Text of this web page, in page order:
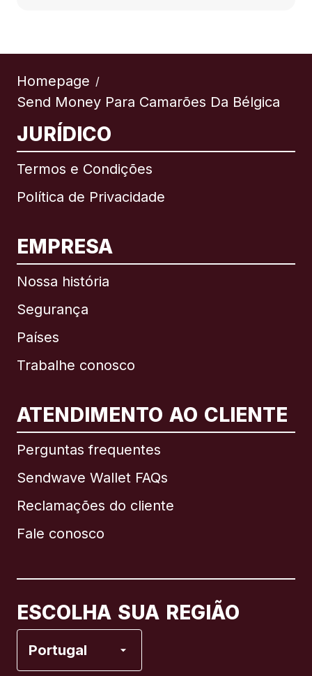
Homepage /
Send Money Para Camarões Da Bélgica
JURÍDICO
Termos e Condições
Política de Privacidade
EMPRESA
Nossa história
Segurança
Países
Trabalhe conosco
ATENDIMENTO AO CLIENTE
Perguntas frequentes
Sendwave Wallet FAQs
Reclamações do cliente
Fale conosco
ESCOLHA SUA REGIÃO
Portugal
Internacional English
Brasil